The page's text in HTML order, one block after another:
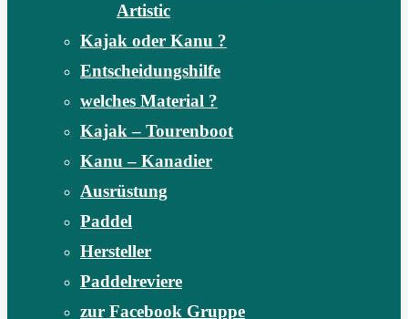
Artistic
Kajak oder Kanu ?
Entscheidungshilfe
welches Material ?
Kajak – Tourenboot
Kanu – Kanadier
Ausrüstung
Paddel
Hersteller
Paddelreviere
zur Facebook Gruppe